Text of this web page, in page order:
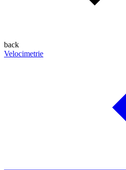
back
Velocimetrie